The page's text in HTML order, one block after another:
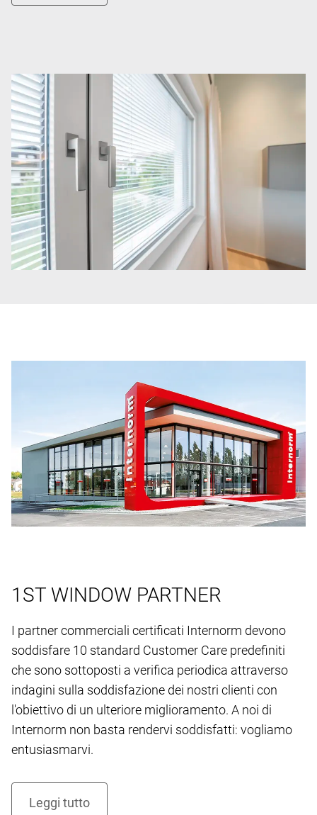
1ST WINDOW PARTNER
I partner commerciali certificati Internorm devono
soddisfare 10 standard Customer Care predefiniti
che sono sottoposti a verifica periodica attraverso
indagini sulla soddisfazione dei nostri clienti con
l'obiettivo di un ulteriore miglioramento. A noi di
Internorm non basta rendervi soddisfatti: vogliamo
entusiasmarvi.